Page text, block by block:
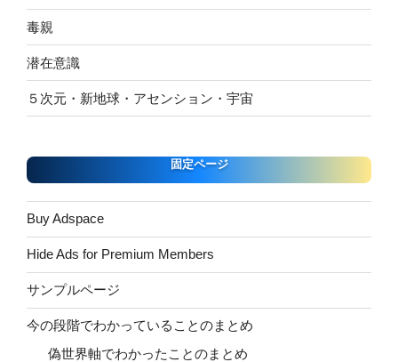
毒親
潜在意識
５次元・新地球・アセンション・宇宙
固定ページ
Buy Adspace
Hide Ads for Premium Members
サンプルページ
今の段階でわかっていることのまとめ
偽世界軸でわかったことのまとめ